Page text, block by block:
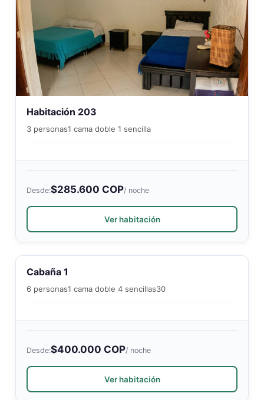
Habitación 203
3 personas1 cama doble 1 sencilla
Desde:$285.600 COP/ noche
Ver habitación
Cabaña 1
6 personas1 cama doble 4 sencillas30
Desde:$400.000 COP/ noche
Ver habitación